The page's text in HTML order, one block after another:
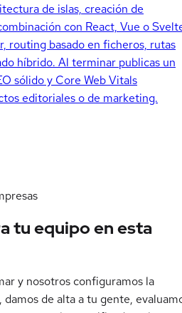
de islas, creación de
con React, Vue o
routing basado en ficheros, rutas
híbrido. Al terminar publicas un
sólido y Core Web Vitals
editoriales o de marketing.
tu equipo en esta
y nosotros configuramos la
de alta a tu gente,